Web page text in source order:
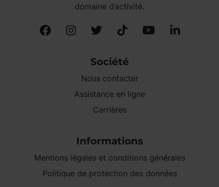
domaine d’activité.
Société
Nous contacter
Assistance en ligne
Carrières
Informations
Mentions légales et conditions générales
Politique de protection des données